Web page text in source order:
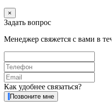
×
Задать вопрос
Менеджер свяжется с вами в
Как удобнее связаться?
Позвоните мне